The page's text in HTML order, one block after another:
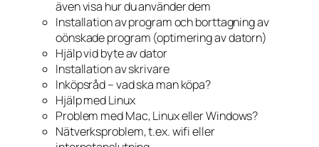
även visa hur du använder dem
Installation av program och borttagning av
oönskade program (optimering av datorn)
Hjälp vid byte av dator
Installation av skrivare
Inköpsråd – vad ska man köpa?
Hjälp med Linux
Problem med Mac, Linux eller Windows?
Nätverksproblem, t.ex. wifi eller